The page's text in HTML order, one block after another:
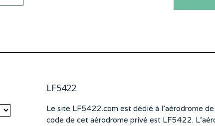
LF5422
Le site LF5422.com est dédié à l’aérodrome
code de cet aérodrome privé est LF5422.